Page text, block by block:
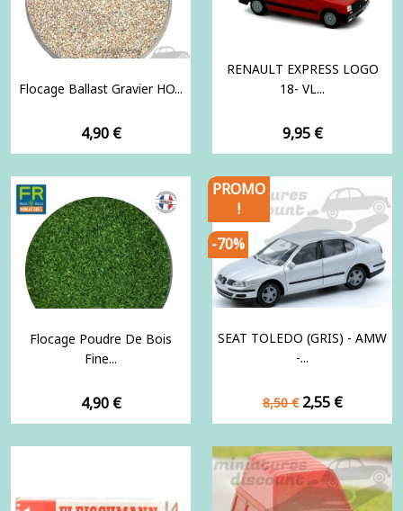
Flocage Ballast Gravier HO...
Prix
4,90 €
RENAULT EXPRESS LOGO
18- VL...
Prix
9,95 €
Flocage Poudre De Bois
Fine...
Prix
4,90 €
SEAT TOLEDO (GRIS) - AMW
-...
Prix
de
8,50 € Prix
2,55 €
PROMO
!
-70%